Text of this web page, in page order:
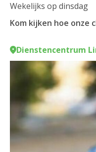
Wekelijks op dinsdag
Kom kijken hoe onze
Dienstencentrum